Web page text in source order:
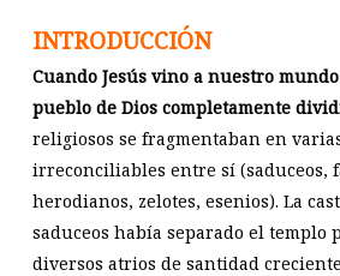
INTRODUCCIÓN
Cuando Jesús vino a nuestro
pueblo de Dios completamente
religiosos se fragmentaban en
irreconciliables entre sí (saduceos,
herodianos, zelotes, esenios). La
saduceos había separado el templo
diversos atrios de santidad